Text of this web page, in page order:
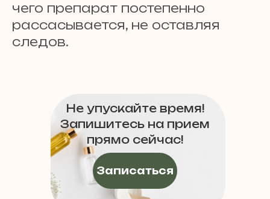
чего препарат постепенно
рассасывается, не оставляя
следов.
Записаться
Не упускайте время!
Запишитесь на прием
прямо сейчас!